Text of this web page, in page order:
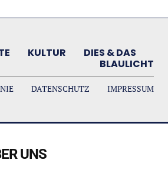
KULTUR
DIES & DAS
BLAULICHT
DATENSCHUTZ IMPRESSUM
UNS